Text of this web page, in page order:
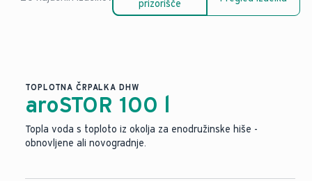
prizorišče
TOPLOTNA ČRPALKA DHW
aroSTOR 100 l
Topla voda s toploto iz okolja za enodružinske hiše -
obnovljene ali novogradnje.